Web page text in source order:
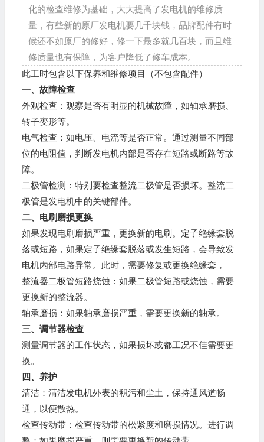
化的检查维修为基础，大大提高了发电机的维修质
量，有些新的原厂发电机要几千块钱，品牌配件有时
候还不如原厂的修好，修一下最多就几百块，而且维
修质量也有保障，为客户降低了修车成本。
此工时包含以下保养和维修项目（不包含配件）
一、故障检查
外观检查：观察是否有明显的机械故障，如轴承磨损、
转子变形等。
电气检查：如电压、电流等是否正常。通过测量不同部
位的电阻值，判断发电机内部是否存在短路或断路等故
障。
二极管检测：特别要检查整流二极管是否损坏。整流二
极管是发电机中的关键部件。
二、电刷磨损更换
如果发现电刷磨损严重，更换新的电刷。定子绝缘套脱
落或短路，如果定子绝缘套脱落或发生短路，会导致发
电机内部电路异常。此时，需要修复或更换绝缘套，
整流器二极管短路烧蚀：如果二极管短路或烧蚀，需要
更换新的整流器。
轴承磨损：如果轴承磨损严重，需要更换新的轴承。
三、调节器检查
测量调节器的工作状态，如果损坏或都工况不佳需要更
换。
四、养护
清洁：清洁发电机外表的积污和尘土，保持通风道畅
通，以便散热。
检查传动带：检查传动带的松紧度和磨损情况。进行调